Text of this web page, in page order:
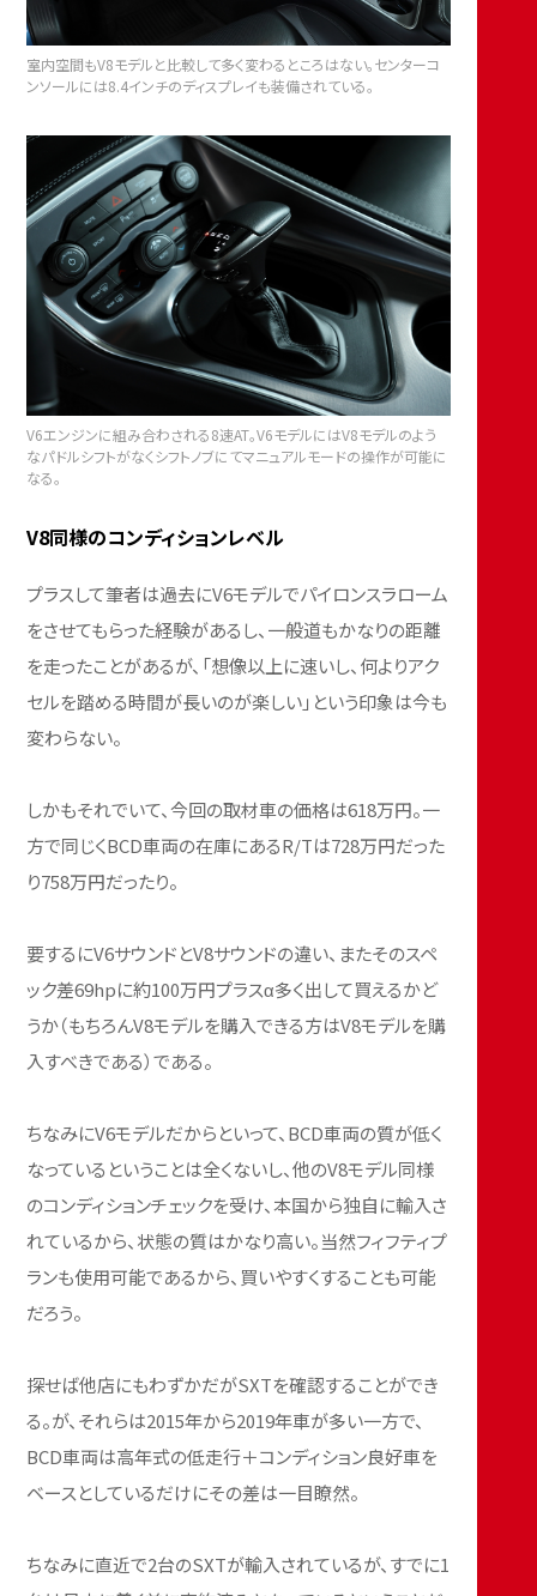
室内空間もV8モデルと比較して多く変わるところはない。センターコ
ンソールには8.4インチのディスプレイも装備されている。
V6エンジンに組み合わされる8速AT。V6モデルにはV8モデルのよう
なパドルシフトがなくシフトノブにてマニュアルモードの操作が可能に
なる。
V8同様のコンディションレベル
プラスして筆者は過去にV6モデルでパイロンスラローム
をさせてもらった経験があるし、一般道もかなりの距離
を走ったことがあるが、「想像以上に速いし、何よりアク
セルを踏める時間が長いのが楽しい」という印象は今も
変わらない。
しかもそれでいて、今回の取材車の価格は618万円。一
方で同じくBCD車両の在庫にあるR/Tは728万円だった
り758万円だったり。
要するにV6サウンドとV8サウンドの違い、またそのスペ
ック差69hpに約100万円プラスα多く出して買えるかど
うか（もちろんV8モデルを購入できる方はV8モデルを購
入すべきである）である。
ちなみにV6モデルだからといって、BCD車両の質が低く
なっているということは全くないし、他のV8モデル同様
のコンディションチェックを受け、本国から独自に輸入さ
れているから、状態の質はかなり高い。当然フィフティプ
ランも使用可能であるから、買いやすくすることも可能
だろう。
探せば他店にもわずかだがSXTを確認することができ
る。が、それらは2015年から2019年車が多い一方で、
BCD車両は高年式の低走行＋コンディション良好車を
ベースとしているだけにその差は一目瞭然。
ちなみに直近で2台のSXTが輸入されているが、すでに1